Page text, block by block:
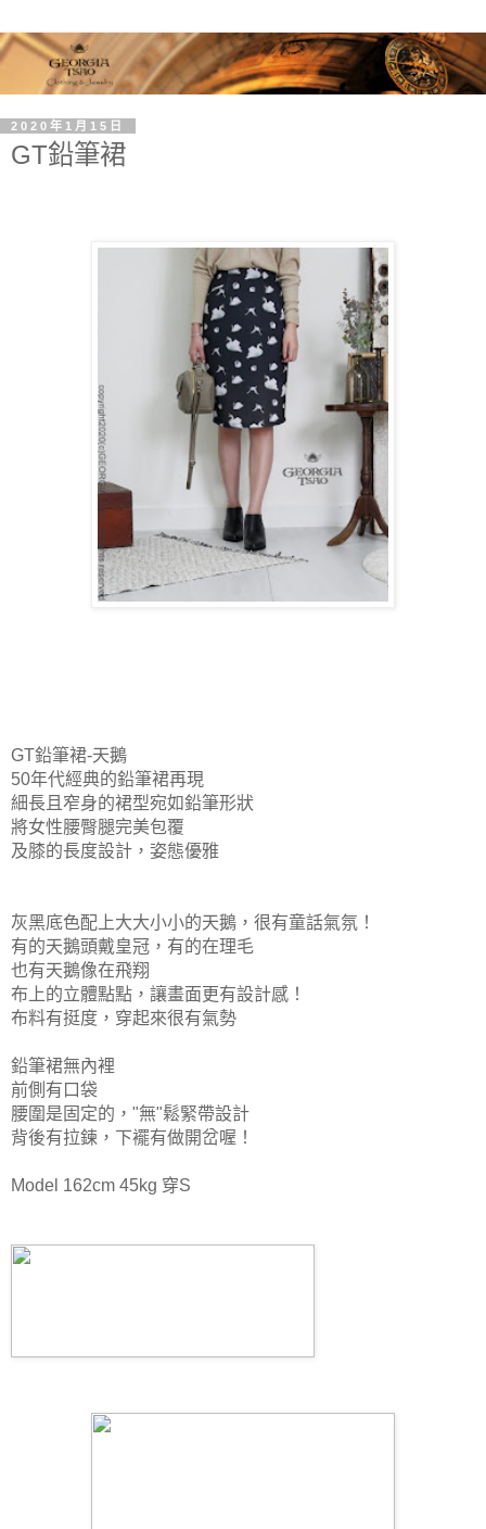
2020年1月15日
GT鉛筆裙
GT鉛筆裙-天鵝
50年代經典的鉛筆裙再現
細長且窄身的裙型宛如鉛筆形狀
將女性腰臀腿完美包覆
及膝的長度設計，姿態優雅
灰黑底色配上大大小小的天鵝，很有童話氣氛！
有的天鵝頭戴皇冠，有的在理毛
也有天鵝像在飛翔
布上的立體點點， 讓畫面更有設計感！
布料有挺度，穿起來很有氣勢
鉛筆裙無內裡
前側有口袋
腰圍是固定的，"無"鬆緊帶設計
背後有拉鍊，下襬有做開岔喔！
Model 162cm 45kg 穿S